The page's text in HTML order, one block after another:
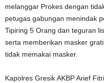
melanggar Prokes dengan
petugas gabungan menindak
Tipiring 5 Orang dan teguran
serta memberikan masker
tidak memakai masker.
Kapolres Gresik AKBP Arief